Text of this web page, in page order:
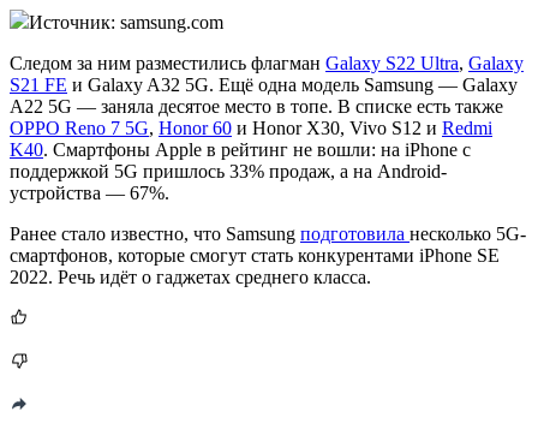
Источник: samsung.com
Следом за ним разместились флагман Galaxy S22 Ultra, Galaxy
S21 FE и Galaxy A32 5G. Ещё одна модель Samsung — Galaxy
A22 5G — заняла десятое место в топе. В списке есть также
OPPO Reno 7 5G, Honor 60 и Honor X30, Vivo S12 и Redmi
K40. Смартфоны Apple в рейтинг не вошли: на iPhone с
поддержкой 5G пришлось 33% продаж, а на Android-
устройства — 67%.
Ранее стало известно, что Samsung подготовила несколько 5G-
смартфонов, которые смогут стать конкурентами iPhone SE
2022. Речь идёт о гаджетах среднего класса.